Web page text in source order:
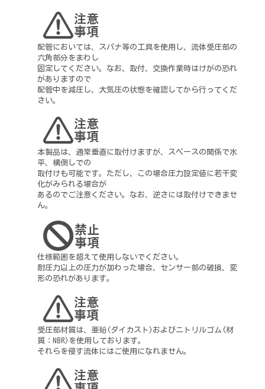
配管においては、スパナ等の工具を使用し、流体受圧部の
六角部分をまわし
固定してください。なお、取付、交換作業時はけがの恐れ
がありますので
配管中を減圧し、大気圧の状態を確認してから行ってくだ
さい。
本製品は、通常垂直に取付けますが、スペースの関係で水
平、横倒しでの
取付けも可能です。ただし、この場合圧力設定値に若干変
化がみられる場合が
あるのでご注意ください。なお、逆さには取付けできませ
ん。
仕様範囲を超えて使用しないでください。
耐圧力以上の圧力が加わった場合、センサー部の破損、変
形の恐れがあります。
受圧部材質は、亜鉛(ダイカスト)およびニトリルゴム(材
質：NBR)を使用しております。
それらを侵す流体にはご使用になれません。